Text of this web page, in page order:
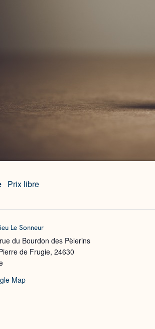
Prix libre
Le Sonneur
du Bourdon des Pèlerins
de Frugie, 24630
Map